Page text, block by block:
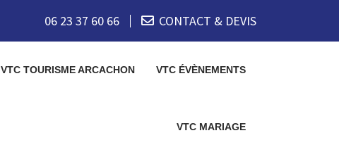
06 23 37 60 66 CONTACT & DEVIS
VTC TOURISME ARCACHON VTC ÉVÈNEMENTS
VTC MARIAGE